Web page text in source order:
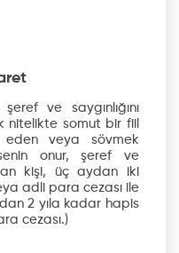
ve saygınlığını
nitelikte somut bir fiil
veya sövmek
onur, şeref ve
kişi, üç aydan iki
adli para cezası ile
2 yıla kadar hapis
cezası.)